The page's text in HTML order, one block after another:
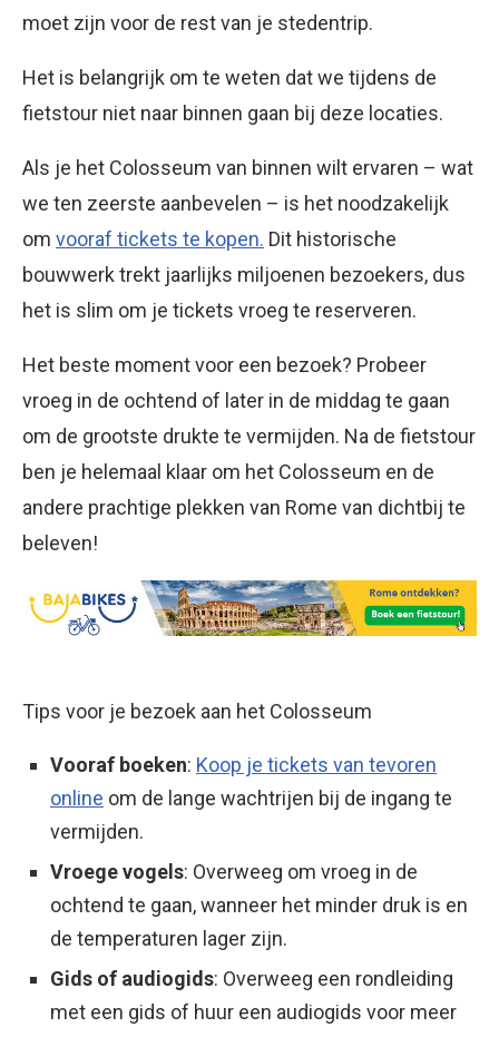
moet zijn voor de rest van je stedentrip.
Het is belangrijk om te weten dat we tijdens de
fietstour niet naar binnen gaan bij deze locaties.
Als je het Colosseum van binnen wilt ervaren – wat
we ten zeerste aanbevelen – is het noodzakelijk
om vooraf tickets te kopen. Dit historische
bouwwerk trekt jaarlijks miljoenen bezoekers, dus
het is slim om je tickets vroeg te reserveren.
Het beste moment voor een bezoek? Probeer
vroeg in de ochtend of later in de middag te gaan
om de grootste drukte te vermijden. Na de fietstour
ben je helemaal klaar om het Colosseum en de
andere prachtige plekken van Rome van dichtbij te
beleven!
Tips voor je bezoek aan het Colosseum
Vooraf boeken: Koop je tickets van tevoren
online om de lange wachtrijen bij de ingang te
vermijden.
Vroege vogels: Overweeg om vroeg in de
ochtend te gaan, wanneer het minder druk is en
de temperaturen lager zijn.
Gids of audiogids: Overweeg een rondleiding
met een gids of huur een audiogids voor meer